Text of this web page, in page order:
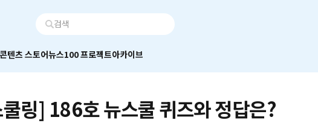
콘텐츠 스토어뉴스100 프로젝트아카이브
링] 186호 뉴스쿨 퀴즈와 정답은?